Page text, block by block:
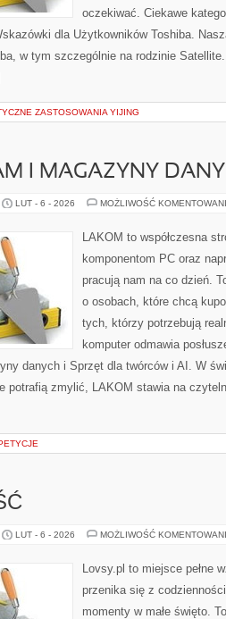
oczekiwać. Ciekawe
dla Użytkowników Toshiba.
w tym szczególnie na rodzinie
ZASTOSOWANIA YIJING
I MAGAZYNY
LUT - 6 - 2026 MOŻLIWOŚĆ
LAKOM to współczesna
komponentom PC oraz
pracują nam na co dzień.
o osobach, które chcą
tych, którzy potrzebują
komputer odmawia
danych i Sprzęt dla twórców i AI. W
potrafią zmylić, LAKOM stawia na
LUT - 6 - 2026 MOŻLIWOŚĆ
Lovsy.pl to miejsce pełne
przenika się z
momenty w małe święto.